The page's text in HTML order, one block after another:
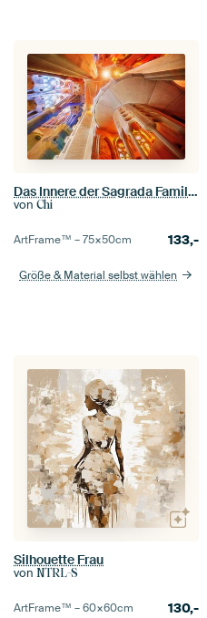
Das Innere der Sagrada Familia in Barcelona
von Chi
ArtFrame™ –75×50cm 133,-
Größe & Material selbst wählen
Silhouette Frau
von NTRL-S
ArtFrame™ –60×60cm 130,-